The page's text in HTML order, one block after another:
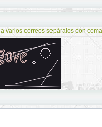
varios correos sepáralos con